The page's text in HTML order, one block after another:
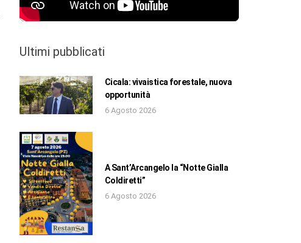
Ultimi pubblicati
Cicala: vivaistica forestale, nuova
opportunità
6 Agosto 2026
A Sant’Arcangelo la “Notte Gialla
Coldiretti”
6 Agosto 2026